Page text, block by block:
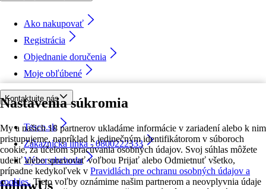
Nastavenia súkromia
My a našich 18 partnerov ukladáme informácie v zariadení alebo k nim
pristupujeme, napríklad k jedinečným identifikátorom v súboroch
cookie, za účelom spracúvania osobných údajov. Svoj súhlas môžete
udeliť alebo spravovať voľbou Prijať alebo Odmietnuť všetko,
prípadne kedykoľvek v Pravidlách pre ochranu osobných údajov a
cookies. Tieto voľby oznámime našim partnerom a neovplyvnia údaje
Ako nakupovať
Registrácia
Objednanie doručenia
Moje obľúbené
Kontaktujte nás
Tesco.sk
Zákaznícka linka - 0800222333
Výber obchodu
followUs